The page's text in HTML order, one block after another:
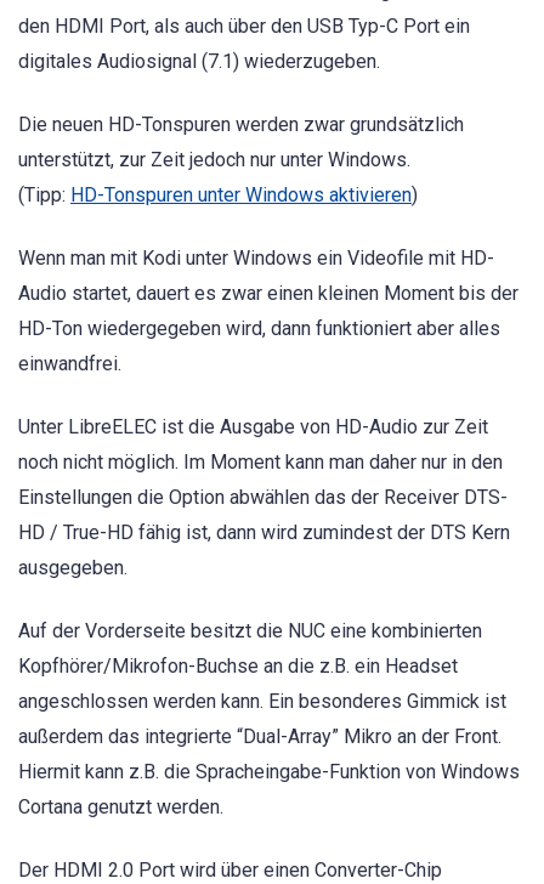
den HDMI Port, als auch über den USB Typ-C Port ein
digitales Audiosignal (7.1) wiederzugeben.
Die neuen HD-Tonspuren werden zwar grundsätzlich
unterstützt, zur Zeit jedoch nur unter Windows.
(Tipp: HD-Tonspuren unter Windows aktivieren)
Wenn man mit Kodi unter Windows ein Videofile mit HD-
Audio startet, dauert es zwar einen kleinen Moment bis der
HD-Ton wiedergegeben wird, dann funktioniert aber alles
einwandfrei.
Unter LibreELEC ist die Ausgabe von HD-Audio zur Zeit
noch nicht möglich. Im Moment kann man daher nur in den
Einstellungen die Option abwählen das der Receiver DTS-
HD / True-HD fähig ist, dann wird zumindest der DTS Kern
ausgegeben.
Auf der Vorderseite besitzt die NUC eine kombinierten
Kopfhörer/Mikrofon-Buchse an die z.B. ein Headset
angeschlossen werden kann. Ein besonderes Gimmick ist
außerdem das integrierte “Dual-Array” Mikro an der Front.
Hiermit kann z.B. die Spracheingabe-Funktion von Windows
Cortana genutzt werden.
Der HDMI 2.0 Port wird über einen Converter-Chip